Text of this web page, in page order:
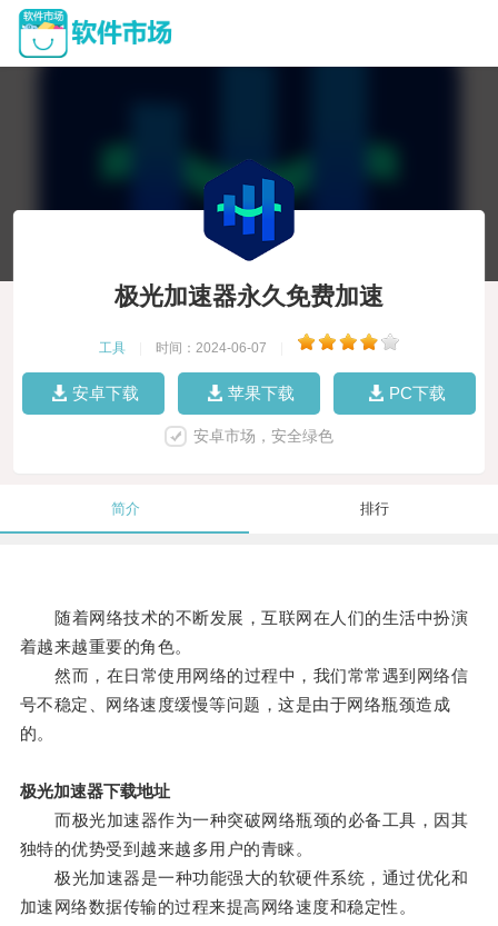
极光加速器永久免费加速
工具 时间：2024-06-07
安卓下载 苹果下载 PC下载
安卓市场，安全绿色
简介 排行
随着网络技术的不断发展，互联网在人们的生活中扮演
着越来越重要的角色。
然而，在日常使用网络的过程中，我们常常遇到网络信
号不稳定、网络速度缓慢等问题，这是由于网络瓶颈造成
的。
极光加速器下载地址
而极光加速器作为一种突破网络瓶颈的必备工具，因其
独特的优势受到越来越多用户的青睐。
极光加速器是一种功能强大的软硬件系统，通过优化和
加速网络数据传输的过程来提高网络速度和稳定性。